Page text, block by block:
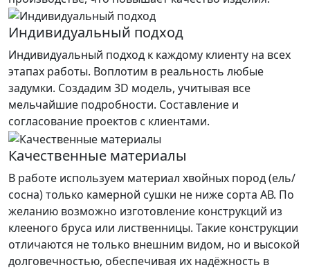
Индивидуальный подход
Индивидуальный подход к каждому клиенту на всех
этапах работы. Воплотим в реальность любые
задумки. Создадим 3D модель, учитывая все
мельчайшие подробности. Составление и
согласование проектов с клиентами.
Качественные материалы
В работе используем материал хвойных пород (ель/
сосна) только камерной сушки не ниже сорта АВ. По
желанию возможно изготовление конструкций из
клееного бруса или лиственницы. Такие конструкции
отличаются не только внешним видом, но и высокой
долговечностью, обеспечивая их надёжность в